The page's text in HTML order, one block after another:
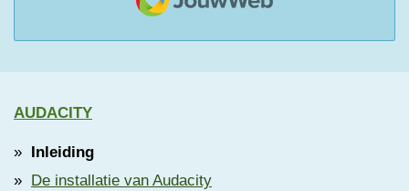
AUDACITY
Inleiding
De installatie van Audacity